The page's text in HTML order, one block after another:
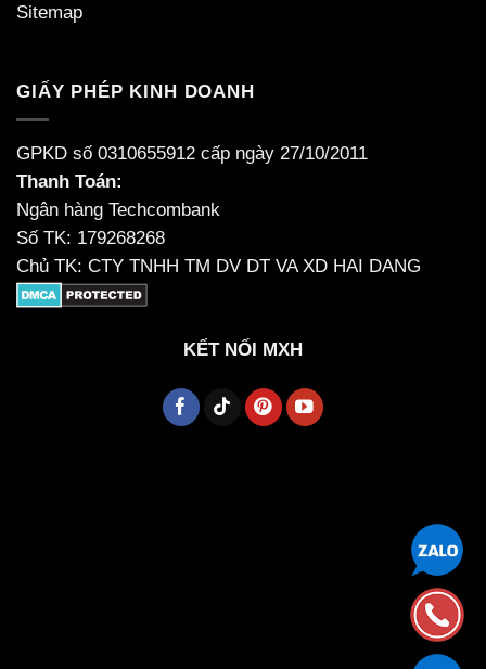
Sitemap
GIẤY PHÉP KINH DOANH
GPKD số 0310655912 cấp ngày 27/10/2011
Thanh Toán:
Ngân hàng Techcombank
Số TK: 179268268
Chủ TK: CTY TNHH TM DV DT VA XD HAI DANG
KẾT NỐI MXH